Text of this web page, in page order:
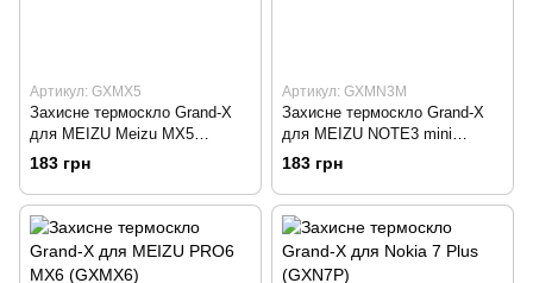
Артикул: GXMX5
Захисне термоскло Grand-X
для MEIZU Meizu MX5
(GXMX5)
183 грн
Артикул: GXMN3M
Захисне термоскло Grand-X
для MEIZU NOTE3 mini
(GXMN3)
183 грн